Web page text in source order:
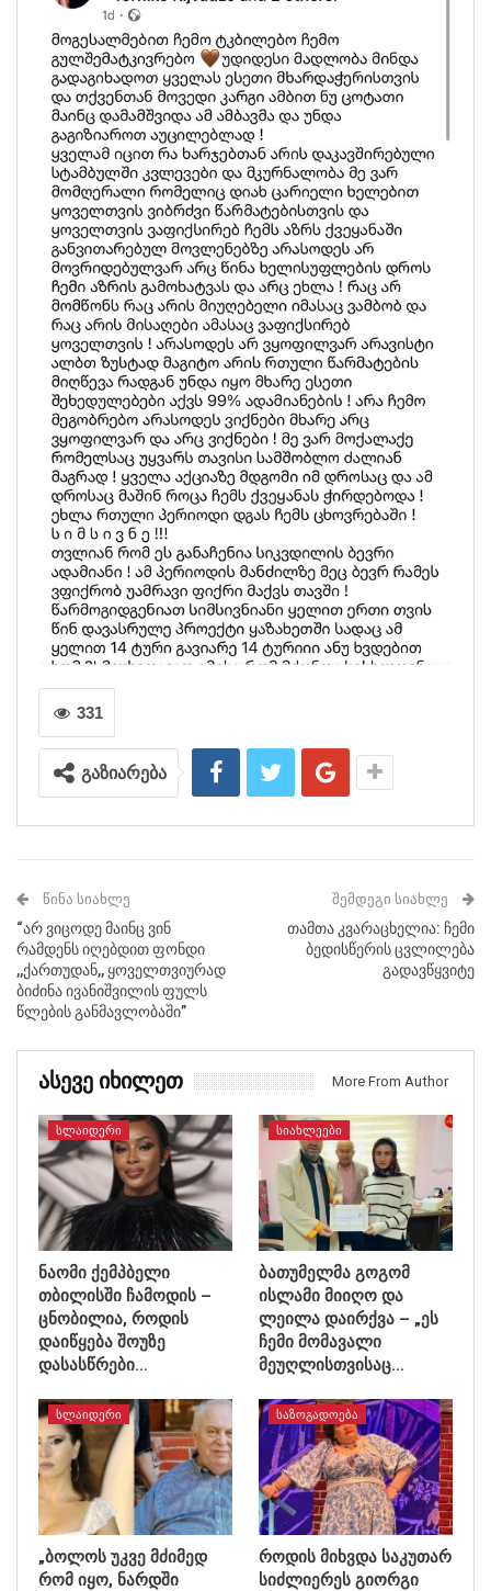
331
გაზიარება
ᲬᲘᲜᲐ ᲡᲘᲐᲮᲚᲔ
“არ ვიცოდე მაინც ვინ
რამდენს იღებდით ფონდი
,,ქართუდან,, ყოველთვიურად
ბიძინა ივანიშვილის ფულს
წლების განმავლობაში”
ᲨᲔᲛᲓᲔᲒᲘ ᲡᲘᲐᲮᲚᲔ
თამთა კვარაცხელია: ჩემი
ბედისწერის ცვლილება
გადავწყვიტე
Ასევე Იხილეთ More From Author
ᲡᲚᲐᲘᲓᲔᲠᲘ
ნაომი ქემპბელი
თბილისში ჩამოდის –
ცნობილია, როდის
დაიწყება შოუზე
დასასწრები…
ᲡᲘᲐᲮᲚᲔᲔᲑᲘ
ბათუმელმა გოგომ
ისლამი მიიღო და
ლეილა დაირქვა – „ეს
ჩემი მომავალი
მეუღლისთვისაც…
ᲡᲚᲐᲘᲓᲔᲠᲘ
„ბოლოს უკვე მძიმედ
რომ იყო, ნარდში
ᲡᲐᲖᲝᲒᲐᲓᲝᲔᲑᲐ
როდის მიხვდა საკუთარ
სიძლიერეს გიორგი